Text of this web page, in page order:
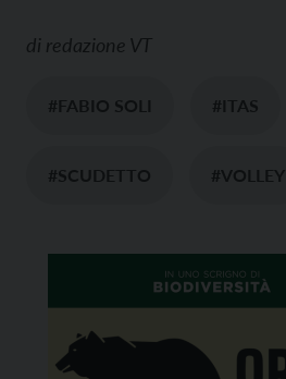
di redazione VT
#FABIO SOLI #ITAS
#SCUDETTO #VOLLEY